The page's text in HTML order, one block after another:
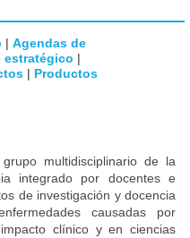
| Agendas de
estratégico |
| Productos
multidisciplinario de la
integrado por docentes e
de investigación y docencia
causadas por
clínico y en ciencias